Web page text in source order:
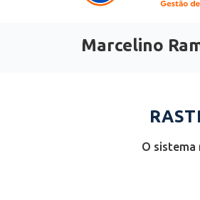
Marcelino
O sistema